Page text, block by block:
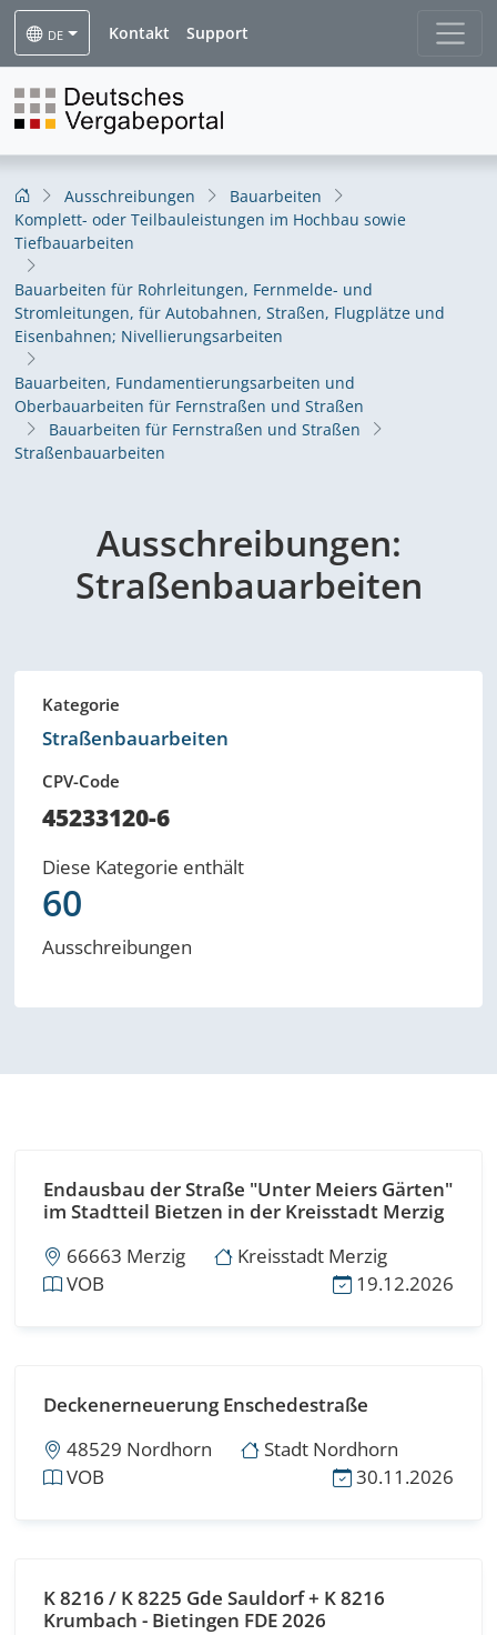
DE Kontakt Support
Ausschreibungen
Bauarbeiten
Komplett- oder Teilbauleistungen im Hochbau sowie
Tiefbauarbeiten
Bauarbeiten für Rohrleitungen, Fernmelde- und
Stromleitungen, für Autobahnen, Straßen, Flugplätze und
Eisenbahnen; Nivellierungsarbeiten
Bauarbeiten, Fundamentierungsarbeiten und
Oberbauarbeiten für Fernstraßen und Straßen
Bauarbeiten für Fernstraßen und Straßen
Straßenbauarbeiten
Ausschreibungen:
Straßenbauarbeiten
Kategorie
Straßenbauarbeiten
CPV-Code
45233120-6
Diese Kategorie enthält
60
Ausschreibungen
Endausbau der Straße "Unter Meiers Gärten"
im Stadtteil Bietzen in der Kreisstadt Merzig
66663 Merzig
Kreisstadt Merzig
VOB
19.12.2026
Deckenerneuerung Enschedestraße
48529 Nordhorn
Stadt Nordhorn
VOB
30.11.2026
K 8216 / K 8225 Gde Sauldorf + K 8216
Krumbach - Bietingen FDE 2026